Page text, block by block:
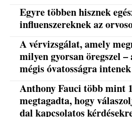
Egyre többen hisznek
influenszereknek az
A vérvizsgálat, amely
milyen gyorsan öregszel
mégis óvatosságra intenek
Anthony Fauci több mint
megtagadta, hogy
dal kapcsolatos